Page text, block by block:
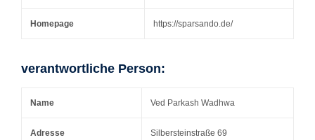
Homepage https://sparsando.de/
verantwortliche Person:
Name Ved Parkash Wadhwa
Adresse Silbersteinstraße 69